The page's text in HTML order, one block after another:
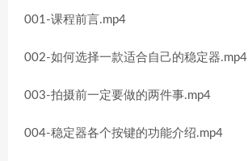
001-课程前言.mp4
002-如何选择一款适合自己的稳定器.mp4
003-拍摄前一定要做的两件事.mp4
004-稳定器各个按键的功能介绍.mp4